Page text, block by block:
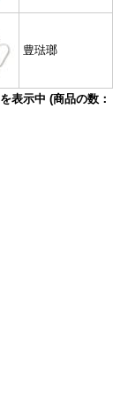
豊琺瑯
を表示中 (商品の数：